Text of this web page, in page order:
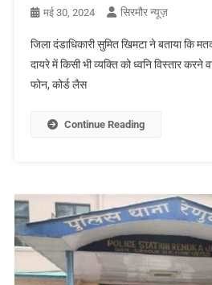
मई 30, 2024 सिरमौर न्यूज़
जिला दंडाधिकारी सुमित खिमटा ने बताया कि
दायरे में किसी भी व्यक्ति को ध्वनि विस्तार
फोन, कोर्ड लैस
Continue Reading